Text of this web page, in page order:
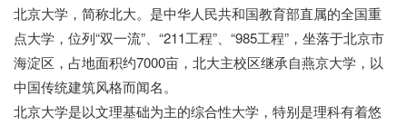
北京大学，简称北大。是中华人民共和国教育部直属的全国重
点大学，位列“双一流”、“211工程”、“985工程”，坐落于北京市
海淀区，占地面积约7000亩，北大主校区继承自燕京大学，以
中国传统建筑风格而闻名。
北京大学是以文理基础为主的综合性大学，特别是理科有着悠